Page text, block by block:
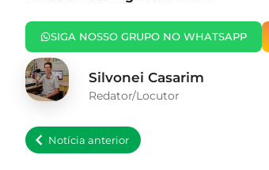
SIGA NOSSO GRUPO NO WHATSAPP
Silvonei Casarim
Redator/Locutor
Notícia anterior